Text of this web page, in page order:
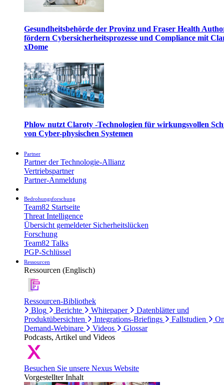
Gesundheitsbehörde der Provinz und Fraser Health
fördern Cybersicherheitsprozesse und Compliance mit
xDome
Phlow nutzt Claroty -Technologien für wirkungsvollen
von Cyber-physischen Systemen
Partner
Partner der Technologie-Allianz
Vertriebspartner
Partner-Anmeldung
Bedrohungsforschung
Team82 Startseite
Threat Intelligence
Übersicht gemeldeter Sicherheitslücken
Forschung
Team82 Talks
PGP-Schlüssel
Ressourcen
Ressourcen (Englisch)
Ressourcen-Bibliothek
Blog
Berichte Whitepaper
Datenblätter und
Produktübersichten
Integrations-Briefings Fallstudien
Demand-Webinare
Videos
Glossar
Podcasts, Artikel und Videos
Besuchen Sie unsere Nexus Website
Vorgestellter Inhalt